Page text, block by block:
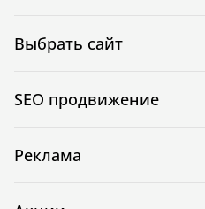
Выбрать сайт
SEO продвижение
Реклама